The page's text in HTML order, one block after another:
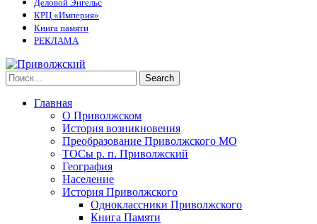
Деловой Энгельс
КРЦ «Империя»
Книга памяти
РЕКЛАМА
Главная
О Приволжском
История возникновения
Преобразование Приволжского МО
ТОСы р. п. Приволжский
География
Население
История Приволжского
Одноклассники Приволжского
Книга Памяти